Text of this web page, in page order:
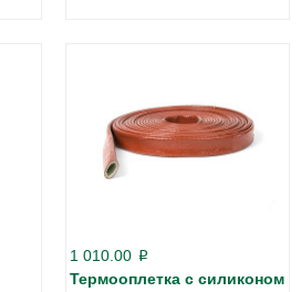
1 010.00 p
Термооплетка с силиконом